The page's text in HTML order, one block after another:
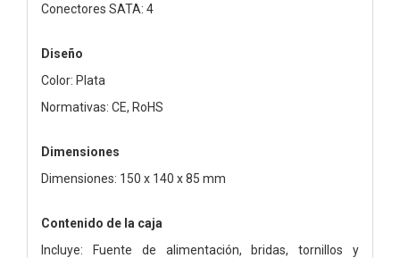
Conectores SATA: 4
Diseño
Color: Plata
Normativas: CE, RoHS
Dimensiones
Dimensiones: 150 x 140 x 85 mm
Contenido de la caja
Incluye: Fuente de alimentación, bridas, tornillos y